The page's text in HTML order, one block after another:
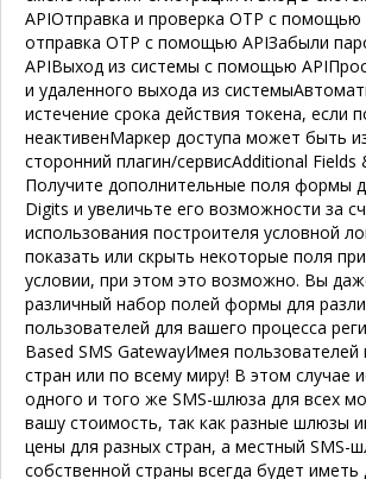
APIОтправка и проверка OTP с помощью
отправка OTP с помощью APIЗабыли
APIВыход из системы с помощью API
и удаленного выхода из системы
истечение срока действия токена, если
неактивенМаркер доступа может быть
сторонний плагин/сервисAdditional Fields
Получите дополнительные поля формы
Digits и увеличьте его возможности за
использования построителя условной
показать или скрыть некоторые поля
условии, при этом это возможно. Вы
различный набор полей формы для
пользователей для вашего процесса
Based SMS GatewayИмея пользователей
стран или по всему миру! В этом случае
одного и того же SMS-шлюза для всех
вашу стоимость, так как разные шлюзы
цены для разных стран, а местный SMS-
собственной страны всегда будет